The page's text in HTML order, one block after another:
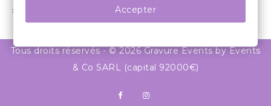
» SUIVEZ NOUS
Tous droits réservés - © 2026 Gravure Events by Events
& Co SARL (capital 92000€)
Accepter